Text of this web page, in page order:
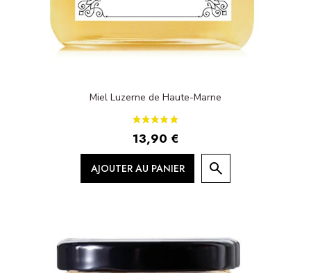
Miel Luzerne de Haute-Marne
13,90 €
AJOUTER AU PANIER